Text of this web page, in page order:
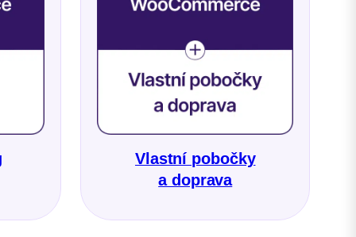
Vlastní pobočky
a doprava